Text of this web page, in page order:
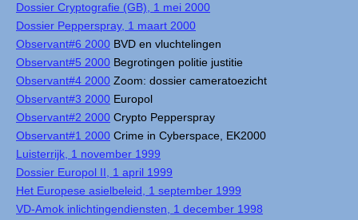
Dossier Cryptografie (GB), 1 mei 2000
Dossier Pepperspray, 1 maart 2000
Observant#6 2000 BVD en vluchtelingen
Observant#5 2000 Begrotingen politie justitie
Observant#4 2000 Zoom: dossier cameratoezicht
Observant#3 2000 Europol
Observant#2 2000 Crypto Pepperspray
Observant#1 2000 Crime in Cyberspace, EK2000
Luisterrijk, 1 november 1999
Dossier Europol II, 1 april 1999
Het Europese asielbeleid, 1 september 1999
VD-Amok inlichtingendiensten, 1 december 1998